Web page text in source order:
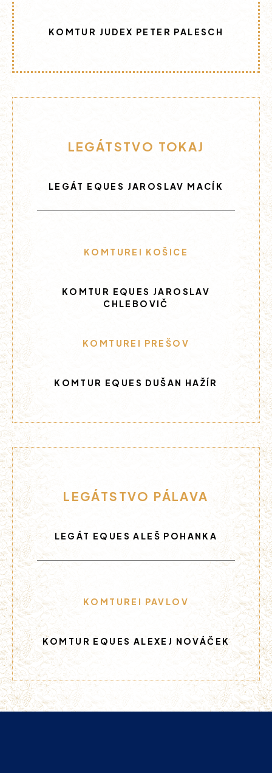
KOMTUR JUDEX PETER PALESCH
LEGÁTSTVO TOKAJ
LEGÁT EQUES JAROSLAV MACÍK
KOMTUREI KOŠICE
KOMTUR EQUES JAROSLAV
CHLEBOVIČ
KOMTUREI PREŠOV
KOMTUR EQUES DUŠAN HAŽÍR
LEGÁTSTVO PÁLAVA
LEGÁT EQUES ALEŠ POHANKA
KOMTUREI PAVLOV
KOMTUR EQUES ALEXEJ NOVÁČEK